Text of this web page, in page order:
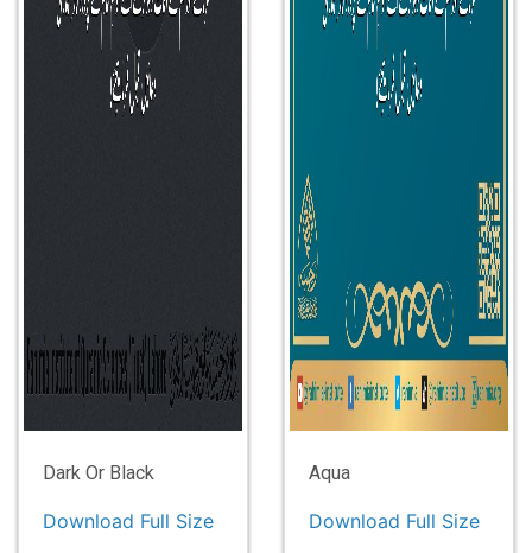
Dark Or Black
Download Full Size
Aqua
Download Full Size